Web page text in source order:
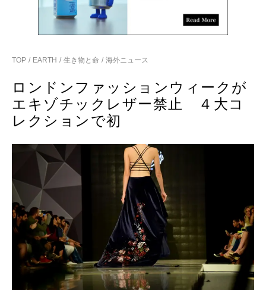
TOP EARTH 生き物と命 海外ニュース
ロンドンファッションウィークが
エキゾチックレザー禁止 ４大コ
レクションで初